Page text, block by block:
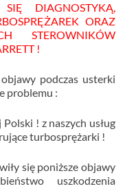
DIAGNOSTYKĄ,
ORAZ
STEROWNIKÓW
!
podczas usterki
problemu :
! z naszych usług
turbosprężarki !
się poniższe objawy
uszkodzenia